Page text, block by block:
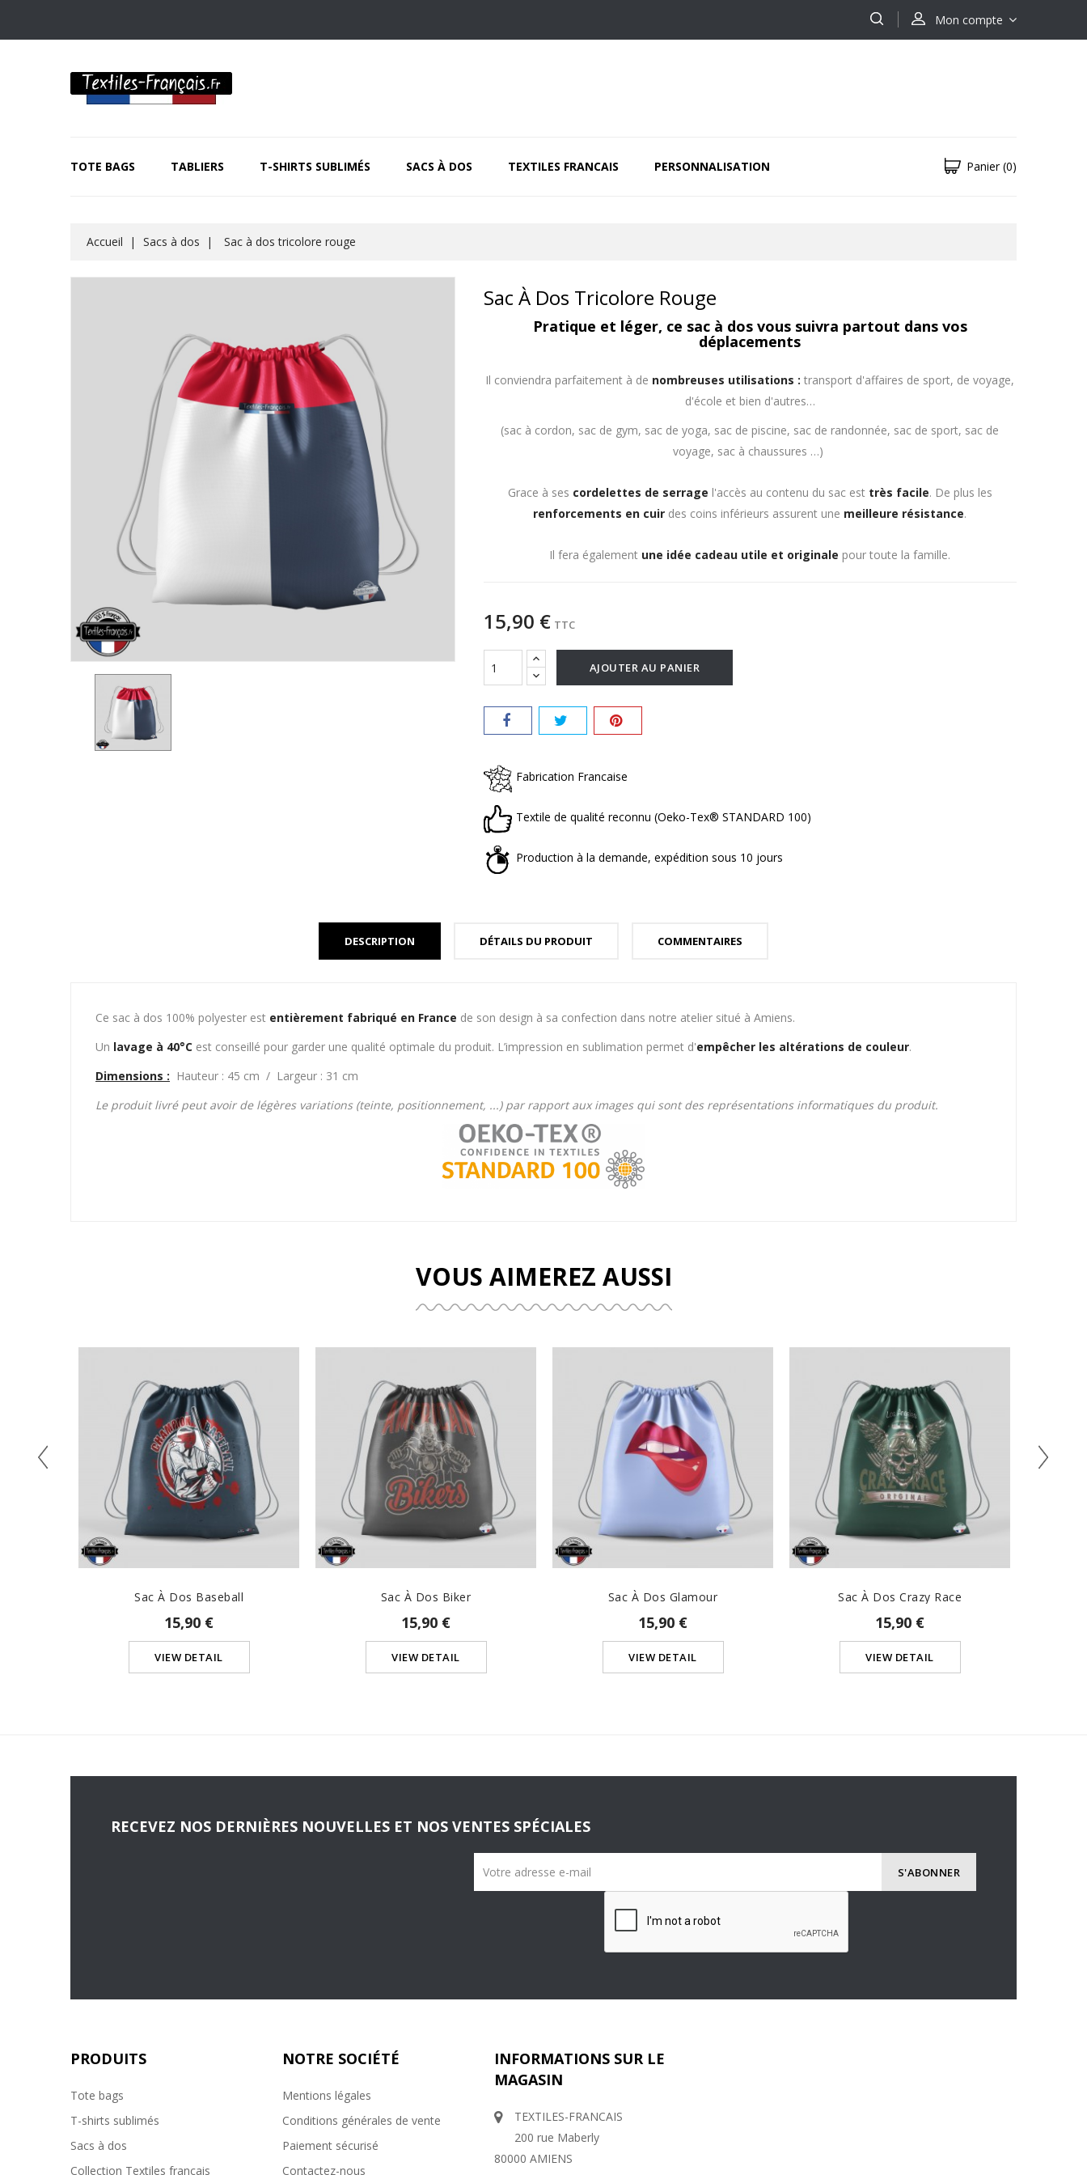
Mon compte
TOTE BAGS TABLIERS T-SHIRTS SUBLIMÉS SACS À DOS TEXTILES FRANCAIS PERSONNALISATION Panier (0)
Accueil Sacs à dos Sac à dos tricolore rouge
Sac À Dos Tricolore Rouge
Pratique et léger, ce sac à dos vous suivra partout dans vos
déplacements
Il conviendra parfaitement à de nombreuses utilisations :transport d'affaires de sport, de voyage,
d'école et bien d'autres…
(sac à cordon, sac de gym, sac de yoga, sac de piscine, sac de randonnée, sac de sport, sac de
voyage, sac à chaussures …)
Grace à ses cordelettes de serrage l'accès au contenu du sac est très facile. De plus les
renforcements en cuir des coins inférieurs assurent une meilleure résistance.
Il fera également une idée cadeau utile et originale pour toute la famille.
15,90 € TTC
AJOUTER AU PANIER
Fabrication Francaise
Textile de qualité reconnu (Oeko-Tex® STANDARD 100)
Production à la demande, expédition sous 10 jours
DESCRIPTION DÉTAILS DU PRODUIT COMMENTAIRES
Ce sac à dos 100% polyester est entièrement fabriqué en France de son design à sa confection dans notre atelier situé à Amiens.
Un lavage à 40°C est conseillé pour garder une qualité optimale du produit. L’impression en sublimation permet d'empêcher les altérations de couleur.
Dimensions : Hauteur : 45 cm / Largeur : 31 cm
Le produit livré peut avoir de légères variations (teinte, positionnement, ...) par rapport aux images qui sont des représentations informatiques du produit.
VOUS AIMEREZ AUSSI
Sac À Dos Baseball
15,90 €
VIEW DETAIL
Sac À Dos Biker
15,90 €
VIEW DETAIL
Sac À Dos Glamour
15,90 €
VIEW DETAIL
Sac À Dos Crazy Race
15,90 €
VIEW DETAIL
RECEVEZ NOS DERNIÈRES NOUVELLES ET NOS VENTES SPÉCIALES
PRODUITS
Tote bags
T-shirts sublimés
Sacs à dos
Collection Textiles francais
NOTRE SOCIÉTÉ
Mentions légales
Conditions générales de vente
Paiement sécurisé
Contactez-nous
INFORMATIONS SUR LE
MAGASIN
TEXTILES-FRANCAIS
200 rue Maberly
80000 AMIENS